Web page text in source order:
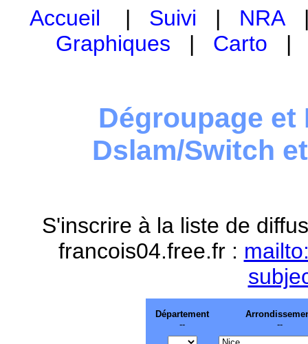
Accueil | Suivi | NRA
Graphiques | Carto
Dégroupage et
Dslam/Switch
S'inscrire à la liste de
francois04.free.fr :
Département
--
--